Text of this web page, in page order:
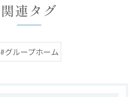
関連タグ
#グループホーム